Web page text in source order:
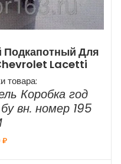
Подкапотный Для
Lacetti
товара:
Коробка год
вн. номер 195
₽